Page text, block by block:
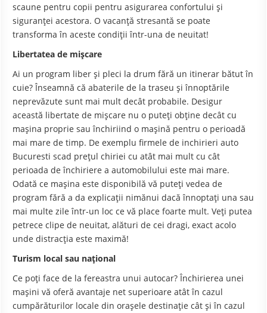
scaune pentru copii pentru asigurarea confortului şi
siguranţei acestora. O vacanţă stresantă se poate
transforma în aceste condiţii într-una de neuitat!
Libertatea de mişcare
Ai un program liber şi pleci la drum fără un itinerar bătut în
cuie? Înseamnă că abaterile de la traseu şi înnoptările
neprevăzute sunt mai mult decât probabile. Desigur
această libertate de mişcare nu o puteţi obţine decât cu
maşina proprie sau închiriind o maşină pentru o perioadă
mai mare de timp. De exemplu firmele de inchirieri auto
Bucuresti scad preţul chiriei cu atât mai mult cu cât
perioada de închiriere a automobilului este mai mare.
Odată ce maşina este disponibilă vă puteţi vedea de
program fără a da explicaţii nimănui dacă înnoptaţi una sau
mai multe zile într-un loc ce vă place foarte mult. Veţi putea
petrece clipe de neuitat, alături de cei dragi, exact acolo
unde distracţia este maximă!
Turism local sau naţional
Ce poţi face de la fereastra unui autocar? Închirierea unei
maşini vă oferă avantaje net superioare atât în cazul
cumpărăturilor locale din oraşele destinaţie cât şi în cazul